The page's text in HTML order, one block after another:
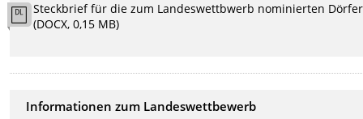
Steckbrief für die zum Landeswettbwerb nominierten Dörfer
(DOCX, 0,15 MB)
Informationen zum Landeswettbewerb